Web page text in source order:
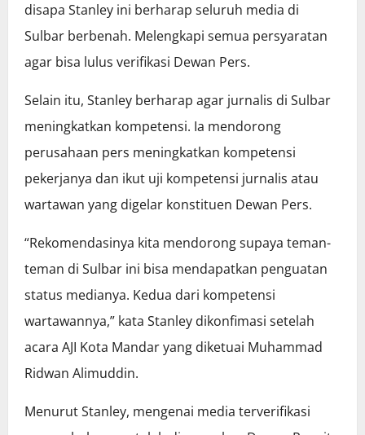
disapa Stanley ini berharap seluruh media di
Sulbar berbenah. Melengkapi semua persyaratan
agar bisa lulus verifikasi Dewan Pers.
Selain itu, Stanley berharap agar jurnalis di Sulbar
meningkatkan kompetensi. Ia mendorong
perusahaan pers meningkatkan kompetensi
pekerjanya dan ikut uji kompetensi jurnalis atau
wartawan yang digelar konstituen Dewan Pers.
“Rekomendasinya kita mendorong supaya teman-
teman di Sulbar ini bisa mendapatkan penguatan
status medianya. Kedua dari kompetensi
wartawannya,” kata Stanley dikonfimasi setelah
acara AJI Kota Mandar yang diketuai Muhammad
Ridwan Alimuddin.
Menurut Stanley, mengenai media terverifikasi